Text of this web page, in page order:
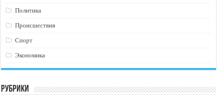
Политика
Происшествия
Спорт
Экономика
Рубрики